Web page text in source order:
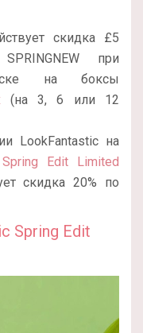
скидка £5
при
на боксы
(на 3, 6 или 12
LookFantastic на
Edit Limited
скидка 20% по
Spring Edit